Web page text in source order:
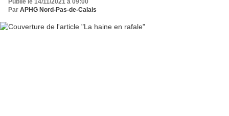
Publié le 14/11/2021 à 09:00
Par APHG Nord-Pas-de-Calais